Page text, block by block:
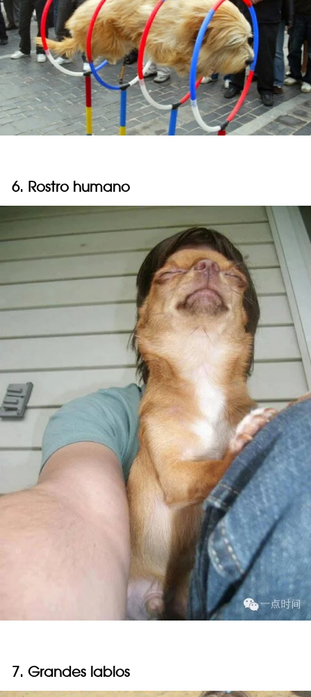
6. Rostro humano
7. Grandes labios